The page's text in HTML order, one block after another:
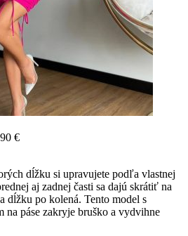
€
dĺžku si upravujete podľa vlastnej
aj zadnej časti sa dajú skrátiť na
dĺžku po kolená. Tento model s
na páse zakryje bruško a vydvihne